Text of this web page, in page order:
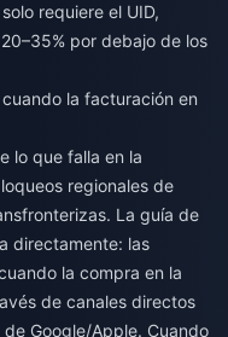
requiere el UID,
por debajo de los
la facturación en
lo que falla en la
regionales de
La guía de
directamente: las
la compra en la
de canales directos
Google/Apple. Cuando